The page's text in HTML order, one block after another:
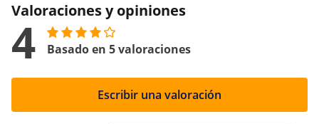
Valoraciones y opiniones
4 Basado en 5 valoraciones
Escribir una valoración